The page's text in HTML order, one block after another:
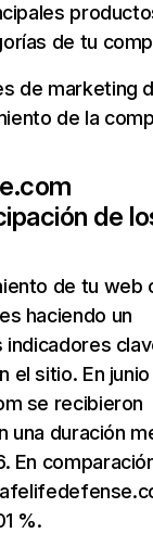
de tu
de marketing
de la
de
de tu web
haciendo un
el sitio. En junio
se recibieron
una duración
En
%.